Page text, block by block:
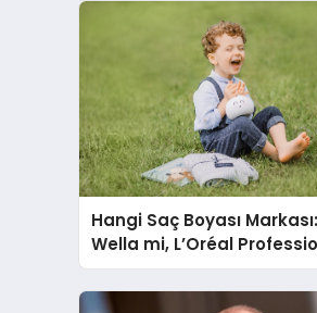
Hangi Saç Boyası Markası:
Wella mi, L’Oréal
mi?